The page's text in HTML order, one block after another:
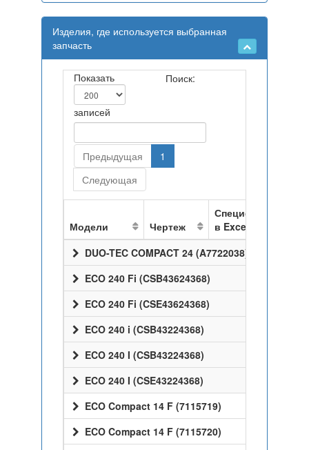
Изделия, где используется выбранная
запчасть
Показать
записей
Поиск:
Предыдущая
1
Следующая
Модели Чертеж
Спецификация
в Excel
DUO-TEC COMPACT 24 (A7722038)
ECO 240 Fi (CSB43624368)
ECO 240 Fi (CSE43624368)
ECO 240 i (CSB43224368)
ECO 240 I (CSB43224368)
ECO 240 I (CSE43224368)
ECO Compact 14 F (7115719)
ECO Compact 14 F (7115720)